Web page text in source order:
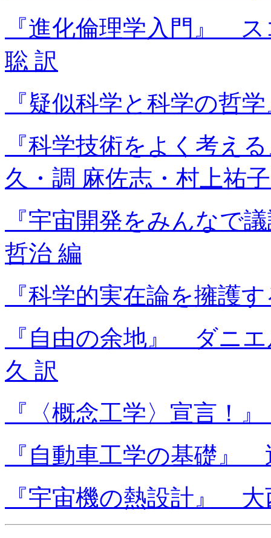
『進化倫理学入門』
聡 訳
『疑似科学と科学の哲
『科学技術をよく考え
久・調 麻佐志・村上祐
『宇宙開発をみんなで
哲治 編
『科学的実在論を擁護
『自由の余地』 ダニ
久 訳
『〈概念工学〉宣言！
『自動車工学の基礎』
『宇宙機の熱設計』 大